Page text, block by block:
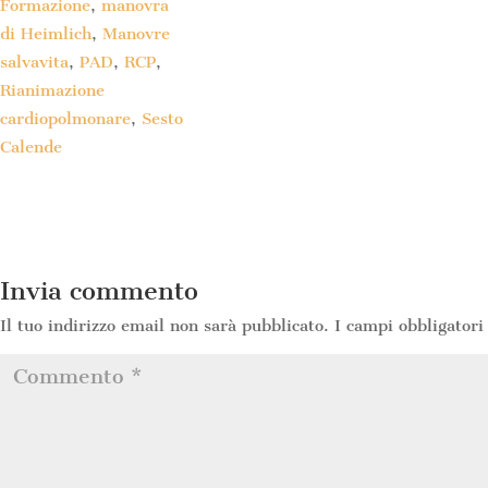
Formazione, manovra
di Heimlich, Manovre
salvavita, PAD, RCP,
Rianimazione
cardiopolmonare, Sesto
Calende
Invia commento
Il tuo indirizzo email non sarà pubblicato. I campi obbligatori